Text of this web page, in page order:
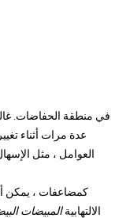
في منطقة الحفاضات.
عدة مرات أثناء
العوامل ، مثل
كمضاعفات ، يمكن
الالتهابيةالمبيضات